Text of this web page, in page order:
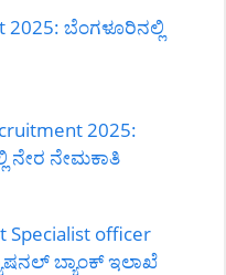
2025: ಬೆಂಗಳೂರಿನಲ್ಲಿ
2025:
ನೇರ ನೇಮಕಾತಿ
Specialist officer
ಬ್ಯಾಂಕ್ ಇಲಾಖೆ